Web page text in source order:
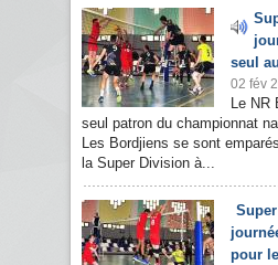
seul
02 fév
Le NR
seul patron du championnat
Les Bordjiens se sont
la Super Division à...
pour